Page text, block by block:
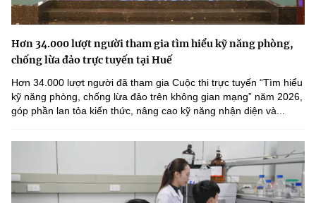
Hơn 34.000 lượt người tham gia tìm hiểu kỹ năng phòng,
chống lừa đảo trực tuyến tại Huế
Hơn 34.000 lượt người đã tham gia Cuộc thi trực tuyến “Tìm hiểu
kỹ năng phòng, chống lừa đảo trên không gian mạng” năm 2026,
góp phần lan tỏa kiến thức, nâng cao kỹ năng nhận diện và...